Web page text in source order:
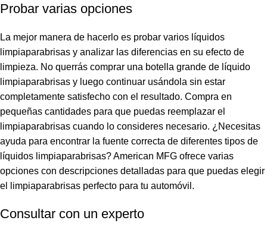
Probar varias opciones
La mejor manera de hacerlo es probar varios líquidos
limpiaparabrisas y analizar las diferencias en su efecto de
limpieza. No querrás comprar una botella grande de líquido
limpiaparabrisas y luego continuar usándola sin estar
completamente satisfecho con el resultado. Compra en
pequeñas cantidades para que puedas reemplazar el
limpiaparabrisas cuando lo consideres necesario. ¿Necesitas
ayuda para encontrar la fuente correcta de diferentes tipos de
líquidos limpiaparabrisas? American MFG ofrece varias
opciones con descripciones detalladas para que puedas elegir
el limpiaparabrisas perfecto para tu automóvil.
Consultar con un experto